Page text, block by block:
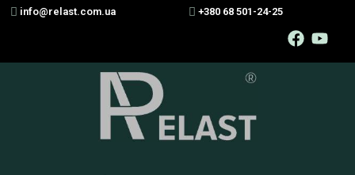
info@relast.com.ua +380 68 501-24-25